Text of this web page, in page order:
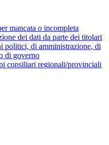
mancata o incompleta
dei dati da parte dei titolari
politici, di amministrazione, di
di governo
consiliari regionali/provinciali